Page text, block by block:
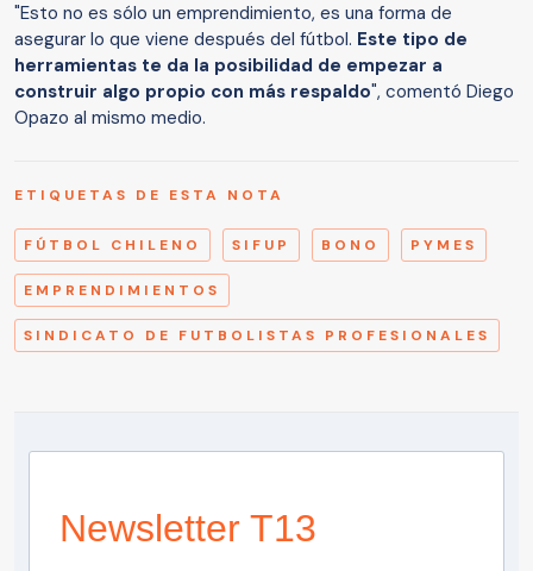
"Esto no es sólo un emprendimiento, es una forma de
asegurar lo que viene después del fútbol. Este tipo de
herramientas te da la posibilidad de empezar a
construir algo propio con más respaldo", comentó Diego
Opazo al mismo medio.
ETIQUETAS DE ESTA NOTA
FÚTBOL CHILENO SIFUP BONO PYMES
EMPRENDIMIENTOS
SINDICATO DE FUTBOLISTAS PROFESIONALES
Newsletter T13